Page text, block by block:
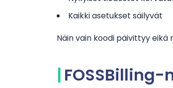
Kaikki asetukset säilyvät
Näin vain koodi päivittyy